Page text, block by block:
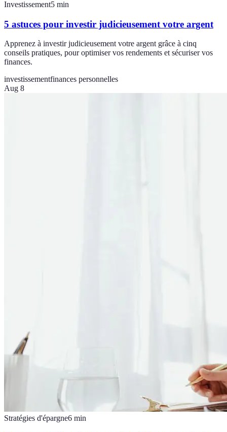
Investissement5 min
5 astuces pour investir judicieusement votre argent
Apprenez à investir judicieusement votre argent grâce à cinq
conseils pratiques, pour optimiser vos rendements et sécuriser vos
finances.
investissementfinances personnelles
Aug 8
Stratégies d'épargne6 min